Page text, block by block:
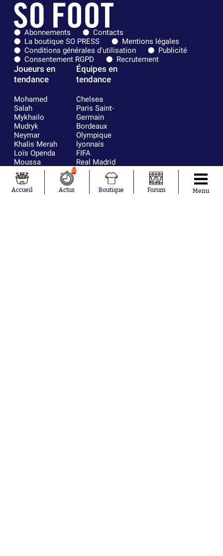
Abonnements
Contacts
La boutique SO PRESS
Mentions légales
Conditions générales d'utilisation
Publicité
Consentement RGPD
Recrutement
Joueurs en
tendance
Mohamed
Salah
Mykhailo
Mudryk
Neymar
Khalis Merah
Loïs Openda
Moussa
Niakhaté
Nicolás
Tagliafico
Équipes en
tendance
Chelsea
Paris Saint-
Germain
Bordeaux
Olympique
lyonnais
FIFA
Real Madrid
RC Strasbourg
AC Milan
Accueil
10
Actus Boutique Forum Menu